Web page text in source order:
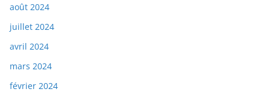
août 2024
juillet 2024
avril 2024
mars 2024
février 2024